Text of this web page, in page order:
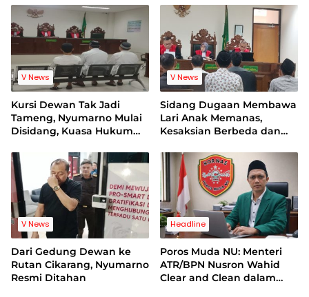
V News
Kursi Dewan Tak Jadi
Tameng, Nyumarno Mulai
Disidang, Kuasa Hukum
Hukum Bebas Intervensi
V News
Sidang Dugaan Membawa
Lari Anak Memanas,
Kesaksian Berbeda dan
V News
Dari Gedung Dewan ke
Rutan Cikarang, Nyumarno
Resmi Ditahan
Headline
Poros Muda NU: Menteri
ATR/BPN Nusron Wahid
Clear and Clean dalam